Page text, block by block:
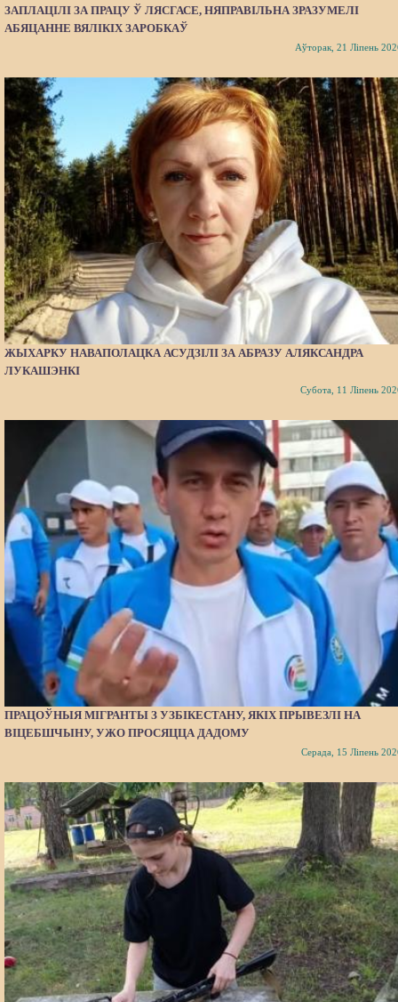
ЗАПЛАЦІЛІ ЗА ПРАЦУ Ў ЛЯСГАСЕ, НЯПРАВІЛЬНА ЗРАЗУМЕЛІ
АБЯЦАННЕ ВЯЛІКІХ ЗАРОБКАЎ
Аўторак, 21 Ліпень
ЖЫХАРКУ НАВАПОЛАЦКА АСУДЗІЛІ ЗА АБРАЗУ АЛЯКСАНДРА
ЛУКАШЭНКІ
Субота, 11 Ліпень
ПРАЦОЎНЫЯ МІГРАНТЫ З УЗБІКЕСТАНУ, ЯКІХ ПРЫВЕЗЛІ НА
ВІЦЕБШЧЫНУ, УЖО ПРОСЯЦЦА ДАДОМУ
Серада, 15 Ліпень